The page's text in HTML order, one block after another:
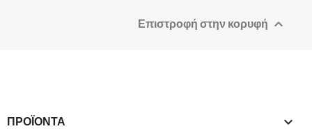
Επιστροφή στην κορυφή 
ΠΡΟΪΌΝΤΑ 